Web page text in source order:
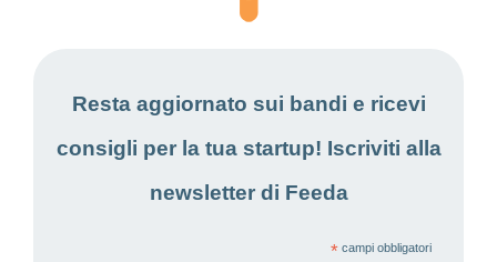
Resta aggiornato sui bandi e ricevi
consigli per la tua startup! Iscriviti alla
newsletter di Feeda
*campi obbligatori